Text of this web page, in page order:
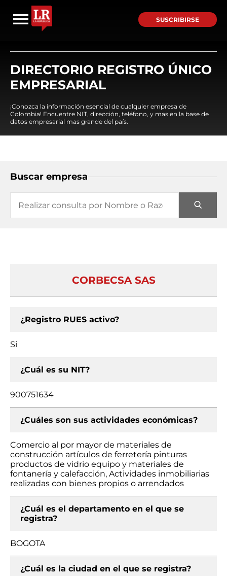
SUSCRIBIRSE
DIRECTORIO REGISTRO ÚNICO
EMPRESARIAL
¡Conozca la información esencial de cualquier empresa de
Colombia! Encuentre NIT, dirección, teléfono, y mas en la base de
datos empresarial mas grande del país.
Buscar empresa
CORBECSA SAS
¿Registro RUES activo?
Si
¿Cuál es su NIT?
900751634
¿Cuáles son sus actividades económicas?
Comercio al por mayor de materiales de
construcción artículos de ferretería pinturas
productos de vidrio equipo y materiales de
fontanería y calefacción, Actividades inmobiliarias
realizadas con bienes propios o arrendados
¿Cuál es el departamento en el que se
registra?
BOGOTA
¿Cuál es la ciudad en el que se registra?